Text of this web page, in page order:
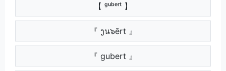
【 ᵍᵘᵇᵉʳᵗ 】
『 ງน๖ērt 』
『 gubert 』